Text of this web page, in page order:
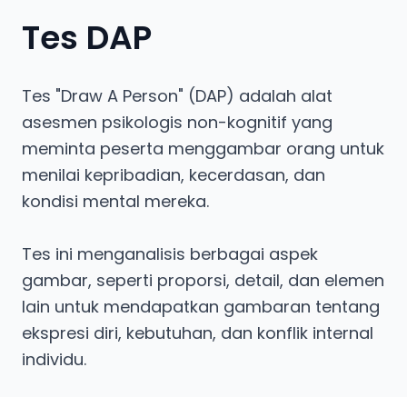
Tes DAP
Tes "Draw A Person" (DAP) adalah alat
asesmen psikologis non-kognitif yang
meminta peserta menggambar orang untuk
menilai kepribadian, kecerdasan, dan
kondisi mental mereka.
Tes ini menganalisis berbagai aspek
gambar, seperti proporsi, detail, dan elemen
lain untuk mendapatkan gambaran tentang
ekspresi diri, kebutuhan, dan konflik internal
individu.